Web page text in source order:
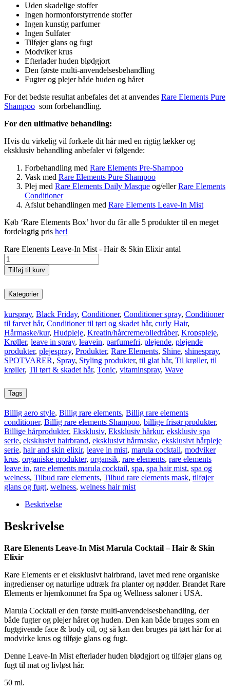
Uden skadelige stoffer
Ingen hormonforstyrrende stoffer
Ingen kunstig parfumer
Ingen Sulfater
Tilføjer glans og fugt
Modviker krus
Efterlader huden blødgjort
Den første multi-anvendelsesbehandling
Fugter og plejer både huden og håret
For det bedste resultat anbefales det at anvendes Rare Elements Pure
Shampoo som forbehandling.
For den ultimative behandling:
Hvis du virkelig vil forkæle dit hår med en rigtig lækker og
eksklusiv behandling anbefaler vi følgende:
Forbehandling med Rare Elements Pre-Shampoo
Vask med Rare Elements Pure Shampoo
Plej med Rare Elements Daily Masque og/ellerRare Elements
Conditioner
Afslut behandlingen med Rare Elements Leave-In Mist
Køb ‘Rare Elements Box’ hvor du får alle 5 produkter til en meget
fordelagtig pris her!
Rare Elenents Leave-In Mist - Hair & Skin Elixir antal
Tilføj til kurv
Kategorier
kurspray, Black Friday, Conditioner, Conditioner spray, Conditioner
til farvet hår, Conditioner til tørt og skadet hår, curly Hair,
Hårmaske/kur, Hudpleje, Kreatin/hårcreme/oliedråber, Kropspleje,
Krøller, leave in spray, leavein, parfumefri, plejende, plejende
produkter, plejespray, Produkter, Rare Elements, Shine, shinespray,
SPOTVARER, Spray, Styling produkter, til glat hår, Til krøller, til
krøller, Til tørt & skadet hår, Tonic, vitaminspray, Wave
Tags
Billig aero style, Billig rare elements, Billig rare elements
conditioner, Billig rare elements Shampoo, billige frisør produkter,
Billige hårprodukter, Eksklusiv, Eksklusiv hårkur, eksklusiv spa
serie, eksklusivt hairbrand, eksklusivt hårmaske, eksklusivt hårpleje
serie, hair and skin elixir, leave in mist, marula cocktail, modviker
krus, organiske produkter, organsik, rare elements, rare elements
leave in, rare elements marula cocktail, spa, spa hair mist, spa og
welness, Tilbud rare elements, Tilbud rare elements mask, tilføjer
glans og fugt, welness, welness hair mist
Beskrivelse
Beskrivelse
Rare Elenents Leave-In Mist Marula Cocktail – Hair & Skin
Elixir
Rare Elements er et eksklusivt hairbrand, lavet med rene organiske
ingredienser og naturlige udtræk fra planter og nødder. Brandet Rare
Elements er hjemkommet fra Spa og Wellness saloner i USA.
Marula Cocktail er den første multi-anvendelsesbehandling, der
både fugter og plejer håret og huden. Den kan både bruges som en
fugtgivende face & body oil, og så kan den bruges på tørt hår for at
modvirke krus og tilføje glans og fugt.
Denne Leave-In Mist efterlader huden blødgjort og tilføjer glans og
fugt til mat og livløst hår.
50 ml.